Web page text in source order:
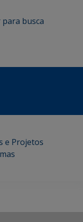
para busca
e Projetos